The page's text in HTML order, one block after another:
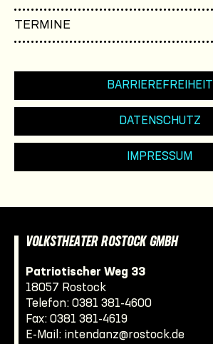
TERMINE
BARRIEREFREIHEIT
DATENSCHUTZ
IMPRESSUM
VOLKSTHEATER ROSTOCK GMBH
Patriotischer Weg 33
18057 Rostock
Telefon: 0381 381-4600
Fax: 0381 381-4619
E-Mail: intendanz@rostock.de